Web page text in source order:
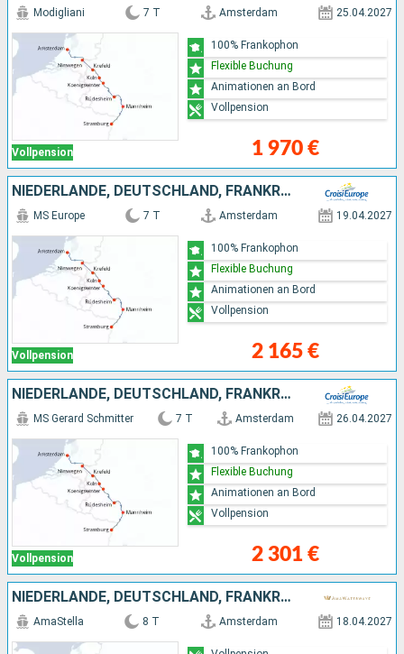
Vollpension
Modigliani 7 T Amsterdam 25.04.2027
1 970 €
100% Frankophon
Flexible Buchung
Animationen an Bord
Vollpension
NIEDERLANDE, DEUTSCHLAND, FRANKREICH
Vollpension
MS Europe 7 T Amsterdam 19.04.2027
2 165 €
100% Frankophon
Flexible Buchung
Animationen an Bord
Vollpension
NIEDERLANDE, DEUTSCHLAND, FRANKREICH
Vollpension
MS Gerard Schmitter 7 T Amsterdam 26.04.2027
2 301 €
100% Frankophon
Flexible Buchung
Animationen an Bord
Vollpension
NIEDERLANDE, DEUTSCHLAND, FRANKREICH, SCHWEIZ
AmaStella 8 T Amsterdam 18.04.2027